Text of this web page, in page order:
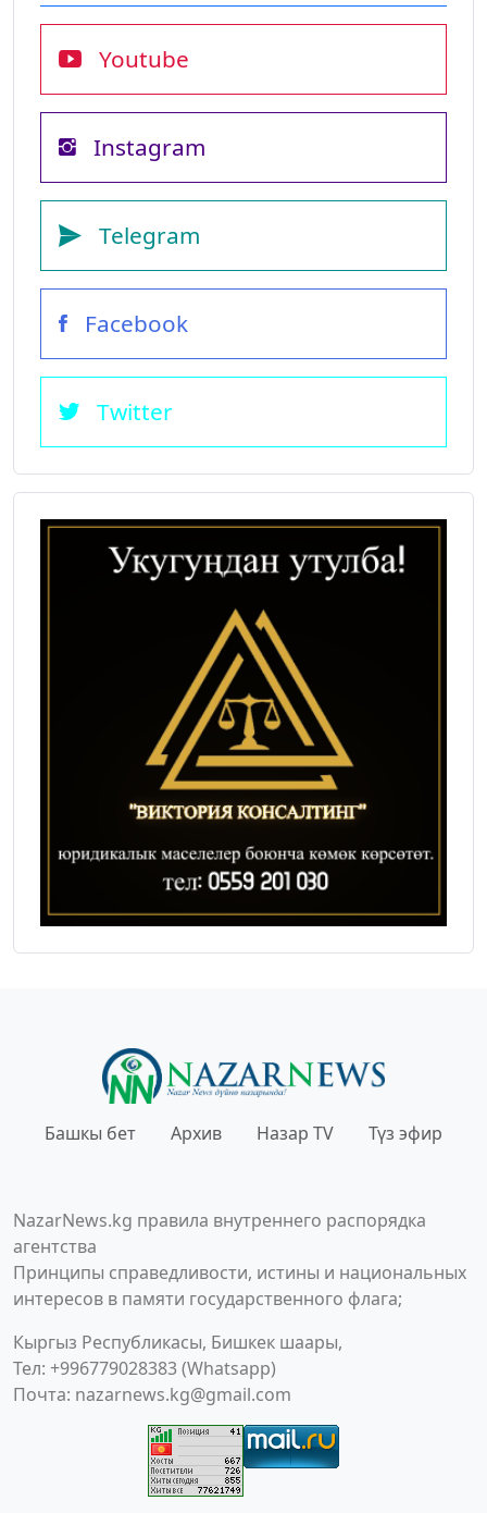
Youtube
Instagram
Telegram
Facebook
Twitter
Башкы бет Архив Назар TV Түз эфир
NazarNews.kg правила внутреннего распорядка
агентства
Принципы справедливости, истины и национальных
интересов в памяти государственного флага;
Кыргыз Республикасы, Бишкек шаары,
Тел: +996779028383 (Whatsapp)
Почта: nazarnews.kg@gmail.com